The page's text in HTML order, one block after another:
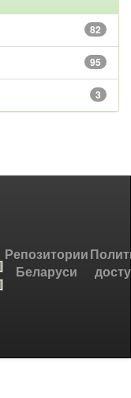
82
95
3
Репозитории
Беларуси